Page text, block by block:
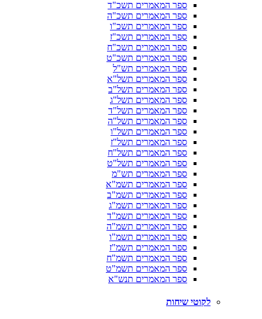
ספר המאמרים תשכ"ד
ספר המאמרים תשכ"ה
ספר המאמרים תשכ"ו
ספר המאמרים תשכ"ז
ספר המאמרים תשכ"ח
ספר המאמרים תשכ"ט
ספר המאמרים תש"ל
ספר המאמרים תשל"א
ספר המאמרים תשל"ב
ספר המאמרים תשל"ג
ספר המאמרים תשל"ד
ספר המאמרים תשל"ה
ספר המאמרים תשל"ו
ספר המאמרים תשל"ז
ספר המאמרים תשל"ח
ספר המאמרים תשל"ט
ספר המאמרים תש"מ
ספר המאמרים תשמ"א
ספר המאמרים תשמ"ב
ספר המאמרים תשמ"ג
ספר המאמרים תשמ"ד
ספר המאמרים תשמ"ה
ספר המאמרים תשמ"ו
ספר המאמרים תשמ"ז
ספר המאמרים תשמ"ח
ספר המאמרים תשמ"ט
ספר המאמרים תנש"א
לקוטי שיחות